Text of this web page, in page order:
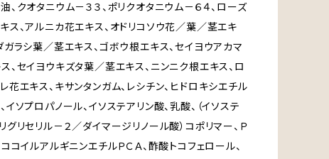
、クオタニウム－３３、ポリクオタニウム－６４、ローズ
ス、アルニカ花エキス、オドリコソウ花／葉／茎エキ
ガラシ葉／茎エキス、ゴボウ根エキス、セイヨウアカマ
、セイヨウキズタ葉／茎エキス、ニンニク根エキス、ロ
花エキス、キサンタンガム、レシチン、ヒドロキシエチル
イソプロパノール、イソステアリン酸、乳酸、（イソステ
グリセリル－２／ダイマージリノール酸）コポリマー、Ｐ
ココイルアルギニンエチルＰＣＡ、酢酸トコフェロール、